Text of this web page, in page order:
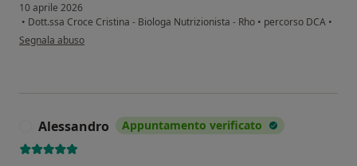
10 aprile 2026
• Dott.ssa Croce Cristina - Biologa Nutrizionista - Rho • percorso DCA •
secondo l'opinione dell'utente Ornela Toska
Segnala abuso
Alessandro Appuntamento verificato